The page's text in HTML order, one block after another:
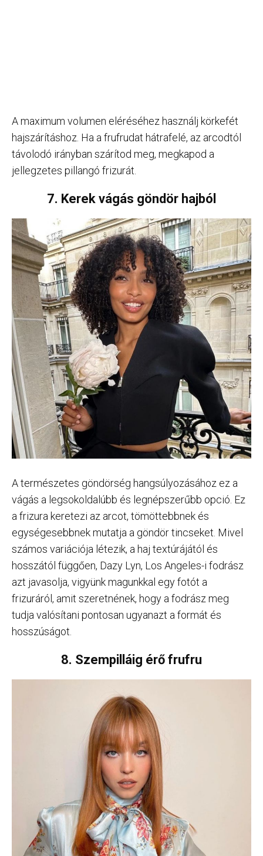
A maximum volumen eléréséhez használj körkefét
hajszárításhoz. Ha a frufrudat hátrafelé, az arcodtól
távolodó irányban szárítod meg, megkapod a
jellegzetes pillangó frizurát.
7. Kerek vágás göndör hajból
A természetes göndörség hangsúlyozásához ez a
vágás a legsokoldalúbb és legnépszerűbb opció. Ez
a frizura keretezi az arcot, tömöttebbnek és
egységesebbnek mutatja a göndör tincseket. Mivel
számos variációja létezik, a haj textúrájától és
hosszától függően, Dazy Lyn, Los Angeles-i fodrász
azt javasolja, vigyünk magunkkal egy fotót a
frizuráról, amit szeretnének, hogy a fodrász meg
tudja valósítani pontosan ugyanazt a formát és
hosszúságot.
8. Szempilláig érő frufru